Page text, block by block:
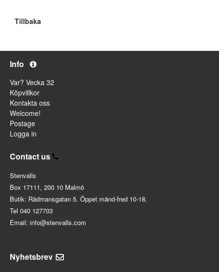
Tillbaka
Info
Var? Vecka 32
Köpvillkor
Kontakta oss
Welcome!
Postage
Logga in
Contact us
Stenvalls
Box 17111, 200 10 Malmö
Butik: Rådmansgatan 5. Öppet månd-fred 10-18.
Tel 040 127703
Email: info@stenvalls.com
Nyhetsbrev